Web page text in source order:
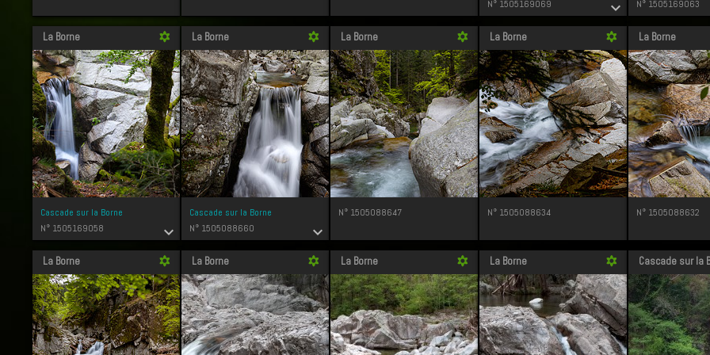
expand_more
N° 1505169069
N° 1505169063
filter_vintage
La Borne
expand_more
Cascade sur la Borne
N° 1505169058
filter_vintage
La Borne
expand_more
Cascade sur la Borne
N° 1505088660
filter_vintage
La Borne
N° 1505088647
filter_vintage
La Borne
N° 1505088634
La Borne
N° 1505088632
filter_vintage
La Borne filter_vintage
La Borne filter_vintage
La Borne filter_vintage
La Borne Cascade sur la